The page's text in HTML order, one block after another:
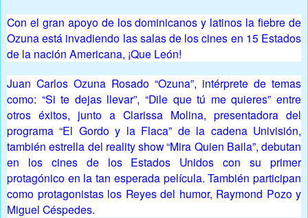
Con el gran apoyo de los dominicanos y latinos la fiebre de
Ozuna está invadiendo las salas de los cines en 15 Estados
de la nación Americana, ¡Que León!
Juan Carlos Ozuna Rosado “Ozuna”, intérprete de temas
como: “Si te dejas llevar”, “Dile que tú me quieres” entre
otros éxitos, junto a Clarissa Molina, presentadora del
programa “El Gordo y la Flaca” de la cadena Univisión,
también estrella del reality show “Mira Quien Baila”, debutan
en los cines de los Estados Unidos con su primer
protagónico en la tan esperada película. También participan
como protagonistas los Reyes del humor, Raymond Pozo y
Miguel Céspedes.